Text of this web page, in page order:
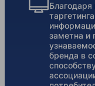
заметна и
бренда в